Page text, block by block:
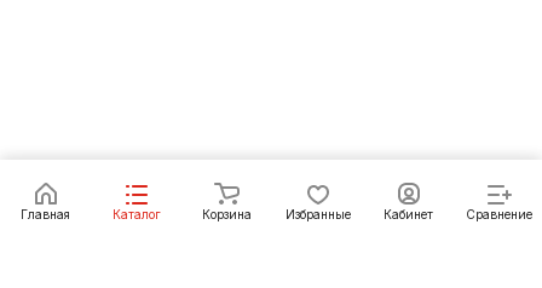
Под заказ
Главная Каталог Корзина Избранные Кабинет Сравнение